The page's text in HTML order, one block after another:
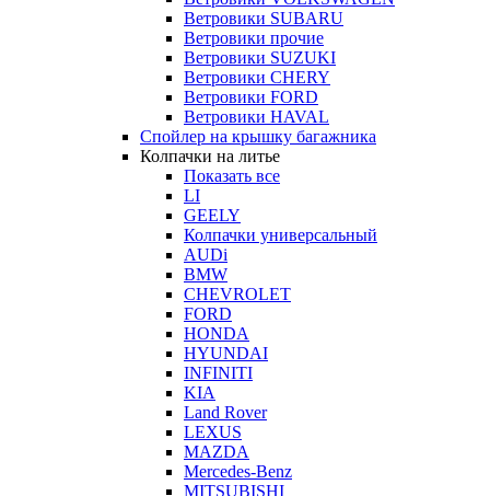
Ветровики SUBARU
Ветровики прочие
Ветровики SUZUKI
Ветровики CHERY
Ветровики FORD
Ветровики HAVAL
Спойлер на крышку багажника
Колпачки на литье
Показать все
LI
GEELY
Колпачки универсальный
AUDi
BMW
CHEVROLET
FORD
HONDA
HYUNDAI
INFINITI
KIA
Land Rover
LEXUS
MAZDA
Mercedes-Benz
MITSUBISHI